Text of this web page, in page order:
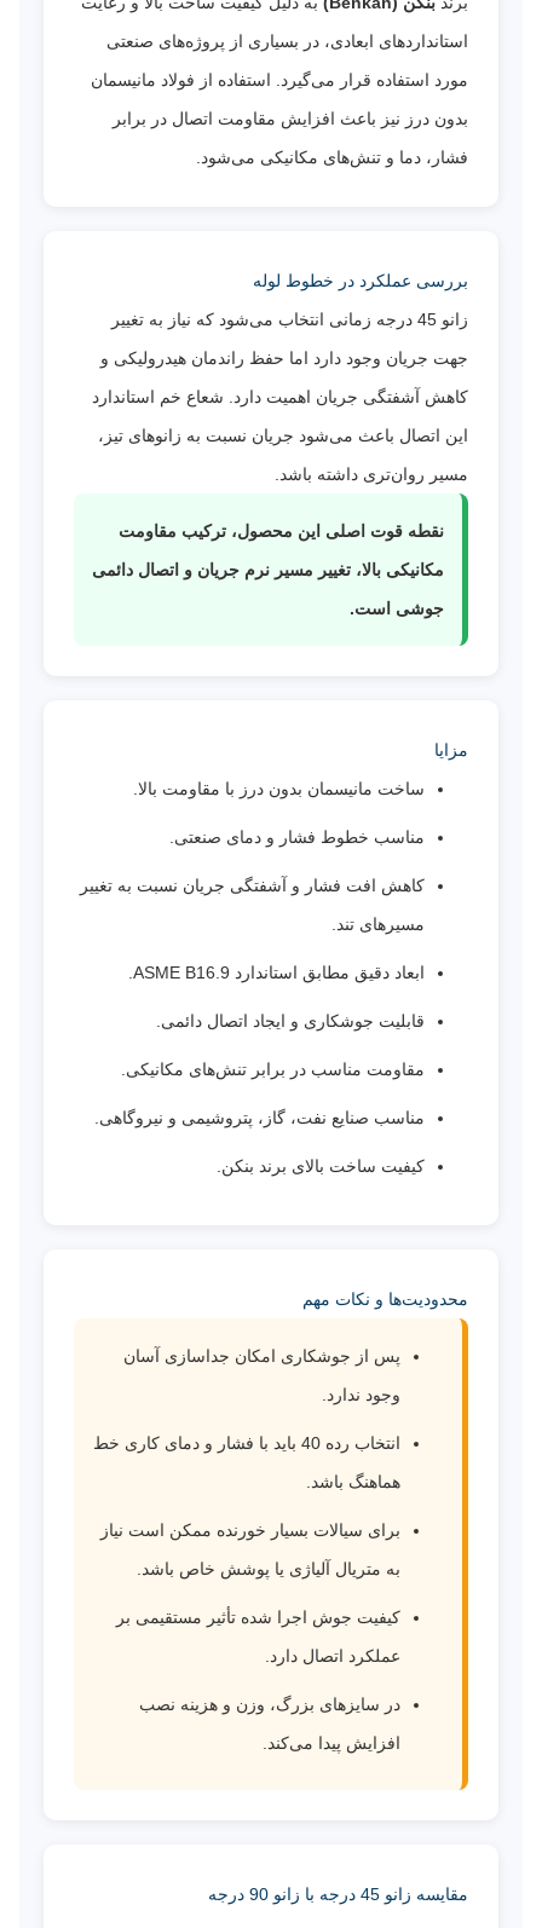
استانداردهای ابعادی، در بسیاری از پروژه‌های صنعتی
مورد استفاده قرار می‌گیرد. استفاده از فولاد مانیسمان
بدون درز نیز باعث افزایش مقاومت اتصال در برابر
فشار، دما و تنش‌های مکانیکی می‌شود.
بررسی عملکرد در خطوط لوله
زانو 45 درجه زمانی انتخاب می‌شود که نیاز به تغییر
جهت جریان وجود دارد اما حفظ راندمان هیدرولیکی و
کاهش آشفتگی جریان اهمیت دارد. شعاع خم استاندارد
این اتصال باعث می‌شود جریان نسبت به زانوهای تیز،
مسیر روان‌تری داشته باشد.
نقطه قوت اصلی این محصول، ترکیب مقاومت
مکانیکی بالا، تغییر مسیر نرم جریان و اتصال دائمی
جوشی است.
مزایا
ساخت مانیسمان بدون درز با مقاومت بالا.
مناسب خطوط فشار و دمای صنعتی.
کاهش افت فشار و آشفتگی جریان نسبت به تغییر
مسیرهای تند.
ابعاد دقیق مطابق استاندارد ASME B16.9.
قابلیت جوشکاری و ایجاد اتصال دائمی.
مقاومت مناسب در برابر تنش‌های مکانیکی.
مناسب صنایع نفت، گاز، پتروشیمی و نیروگاهی.
کیفیت ساخت بالای برند بنکن.
محدودیت‌ها و نکات مهم
پس از جوشکاری امکان جداسازی آسان
وجود ندارد.
انتخاب رده 40 باید با فشار و دمای کاری خط
هماهنگ باشد.
برای سیالات بسیار خورنده ممکن است نیاز
به متریال آلیاژی یا پوشش خاص باشد.
کیفیت جوش اجرا شده تأثیر مستقیمی بر
عملکرد اتصال دارد.
در سایزهای بزرگ، وزن و هزینه نصب
افزایش پیدا می‌کند.
مقایسه زانو 45 درجه با زانو 90 درجه